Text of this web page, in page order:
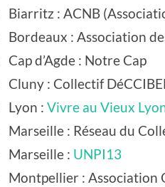
Biarritz : ACNB
Bordeaux : Association
Cap d’Agde : Notre Cap
Cluny : Collectif
Lyon : Vivre au Vieux
Marseille : Réseau du
Marseille : UNPI13
Montpellier : Association